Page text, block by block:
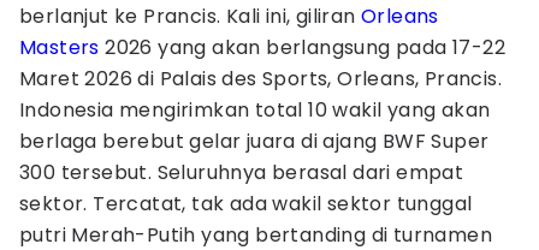
berlanjut ke Prancis. Kali ini, giliran Orleans
Masters 2026 yang akan berlangsung pada 17-22
Maret 2026 di Palais des Sports, Orleans, Prancis.
Indonesia mengirimkan total 10 wakil yang akan
berlaga berebut gelar juara di ajang BWF Super
300 tersebut. Seluruhnya berasal dari empat
sektor. Tercatat, tak ada wakil sektor tunggal
putri Merah-Putih yang bertanding di turnamen